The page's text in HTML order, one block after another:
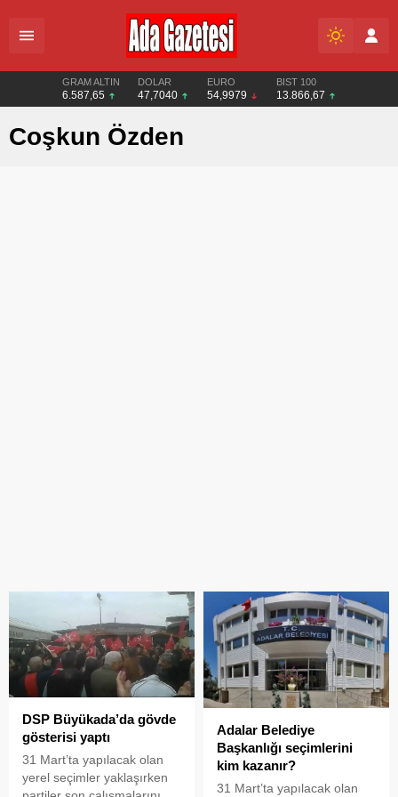
GRAM ALTIN
6.587,65
DOLAR
47,7040
EURO
54,9979
BIST 100
13.866,67
Coşkun Özden
DSP Büyükada’da gövde
gösterisi yaptı
31 Mart’ta yapılacak olan
yerel seçimler yaklaşırken
Adalar Belediye
Başkanlığı seçimlerini
kim kazanır?
31 Mart’ta yapılacak olan